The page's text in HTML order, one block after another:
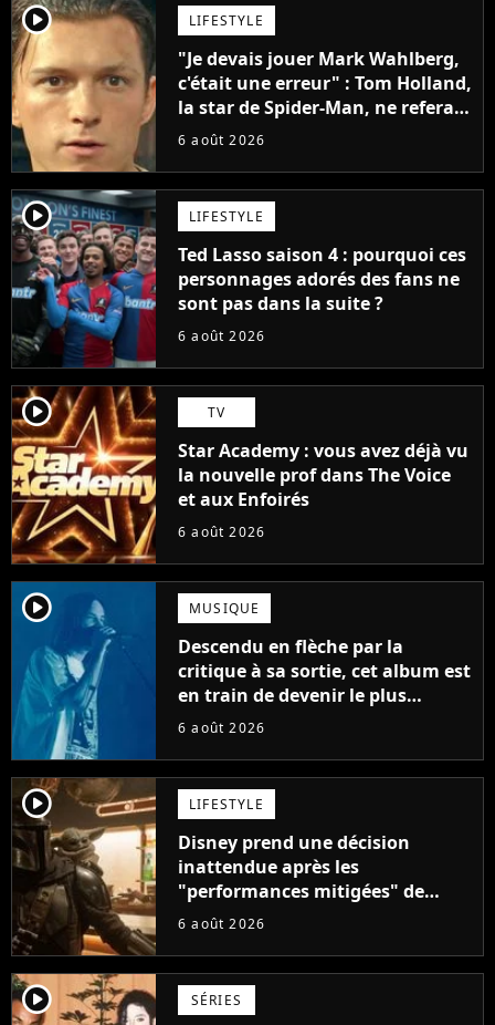
player2 LIFESTYLE
"Je devais jouer Mark Wahlberg,
c'était une erreur" : Tom Holland,
la star de Spider-Man, ne referait
pas ce blockbuster
6 août 2026
player2 LIFESTYLE
Ted Lasso saison 4 : pourquoi ces
personnages adorés des fans ne
sont pas dans la suite ?
6 août 2026
player2 TV
Star Academy : vous avez déjà vu
la nouvelle prof dans The Voice
et aux Enfoirés
6 août 2026
player2 MUSIQUE
Descendu en flèche par la
critique à sa sortie, cet album est
en train de devenir le plus
populaire de son auteur
6 août 2026
player2 LIFESTYLE
Disney prend une décision
inattendue après les
"performances mitigées" de
Vaiana et The Mandalorian &
6 août 2026
player2 SÉRIES